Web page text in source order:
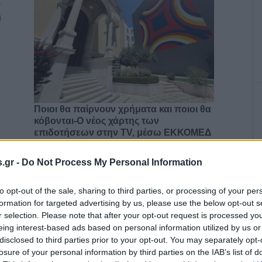
- Do Not Process My Personal Information
opt-out of the sale, sharing to third parties, or processing of your
for targeted advertising by us, please use the below opt-out
selection. Please note that after your opt-out request is processed
interest-based ads based on personal information utilized by us
to third parties prior to your opt-out. You may separately
of your personal information by third parties on the IAB’s list of
Ποιοι θα παίρνουν χρήματα και ποιοι θα
κόβονται-Ο νέος χάρτης των
επιδοτήσεων στην TV, μέσω ΕΚΚΟΜΕΔ
Χωνάκι ή κυπελλάκι; Σε αυτά τα 5
παγωτατζίδικα της Αθήνας η απάντηση
είναι…και τα δύο!